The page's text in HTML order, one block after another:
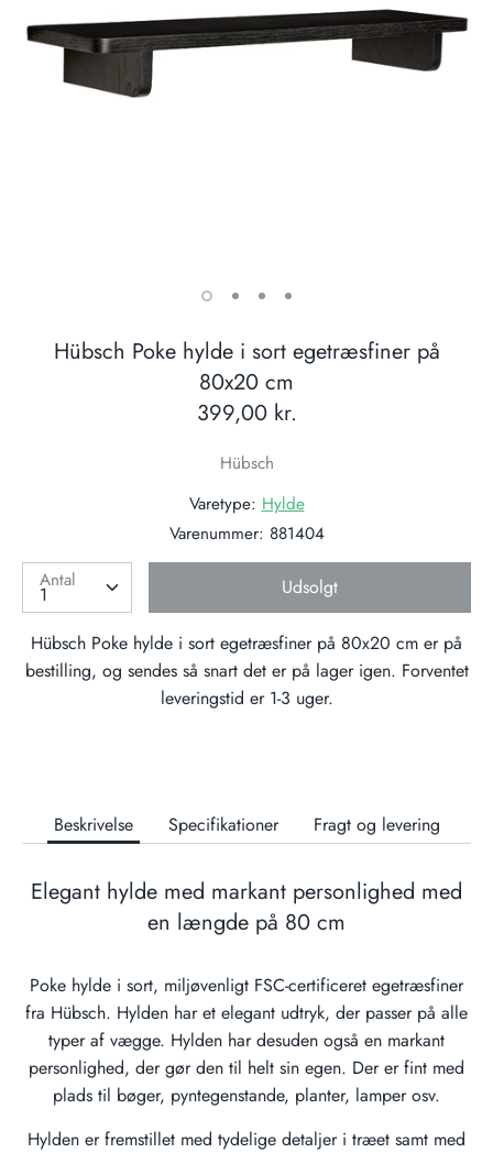
Hübsch Poke hylde i sort egetræsfiner på
80x20 cm
399,00 kr.
Hübsch
Varetype: Hylde
Varenummer: 881404
Antal
Udsolgt
Hübsch Poke hylde i sort egetræsfiner på 80x20 cm er på
bestilling, og sendes så snart det er på lager igen. Forventet
leveringstid er 1-3 uger.
Beskrivelse Specifikationer Fragt og levering
Elegant hylde med markant personlighed med
en længde på 80 cm
Poke hylde i sort, miljøvenligt FSC-certificeret egetræsfiner
fra Hübsch. Hylden har et elegant udtryk, der passer på alle
typer af vægge. Hylden har desuden også en markant
personlighed, der gør den til helt sin egen. Der er fint med
plads til bøger, pyntegenstande, planter, lamper osv.
Hylden er fremstillet med tydelige detaljer i træet samt med